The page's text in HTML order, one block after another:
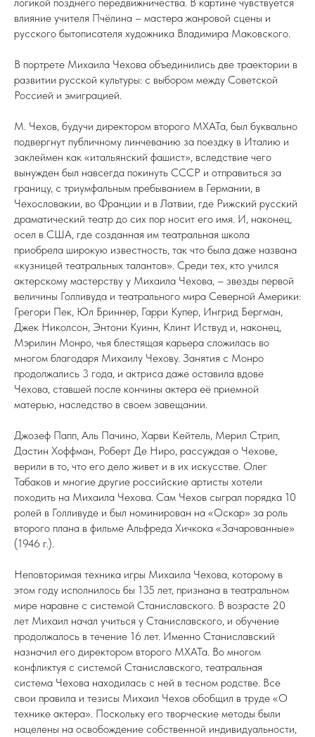
влияние учителя Пчёлина – мастера жанровой сцены и
русского бытописателя художника Владимира Маковского.
В портрете Михаила Чехова объединились две траектории в
развитии русской культуры: с выбором между Советской
Россией и эмиграцией.
М. Чехов, будучи директором второго МХАТа, был буквально
подвергнут публичному линчеванию за поездку в Италию и
заклеймен как «итальянский фашист», вследствие чего
вынужден был навсегда покинуть СССР и отправиться за
границу, с триумфальным пребыванием в Германии, в
Чехословакии, во Франции и в Латвии, где Рижский русский
драматический театр до сих пор носит его имя. И, наконец,
осел в США, где созданная им театральная школа
приобрела широкую известность, так что была даже названа
«кузницей театральных талантов». Среди тех, кто учился
актерскому мастерству у Михаила Чехова, – звезды первой
величины Голливуда и театрального мира Северной Америки:
Грегори Пек, Юл Бриннер, Гарри Купер, Ингрид Бергман,
Джек Николсон, Энтони Куинн, Клинт Иствуд и, наконец,
Мэрилин Монро, чья блестящая карьера сложилась во
многом благодаря Михаилу Чехову. Занятия с Монро
продолжались 3 года, и актриса даже оставила вдове
Чехова, ставшей после кончины актера её приемной
матерью, наследство в своем завещании.
Джозеф Папп, Аль Пачино, Харви Кейтель, Мерил Стрип,
Дастин Хоффман, Роберт Де Ниро, рассуждая о Чехове,
верили в то, что его дело живет и в их искусстве. Олег
Табаков и многие другие российские артисты хотели
походить на Михаила Чехова. Сам Чехов сыграл порядка 10
ролей в Голливуде и был номинирован на «Оскар» за роль
второго плана в фильме Альфреда Хичкока «Зачарованные»
(1946 г.).
Неповторимая техника игры Михаила Чехова, которому в
этом году исполнилось бы 135 лет, признана в театральном
мире наравне с системой Станиславского. В возрасте 20
лет Михаил начал учиться у Станиславского, и обучение
продолжалось в течение 16 лет. Именно Станиславский
назначил его директором второго МХАТа. Во многом
конфликтуя с системой Станиславского, театральная
система Чехова находилась с ней в тесном родстве. Все
свои правила и тезисы Михаил Чехов обобщил в труде «О
технике актера». Поскольку его творческие методы были
нацелены на освобождение собственной индивидуальности,